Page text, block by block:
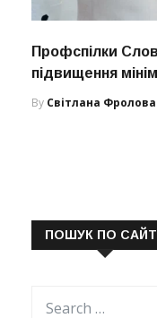
Профспілки
підвищення
By Світлана Фролова
ПОШУК ПО